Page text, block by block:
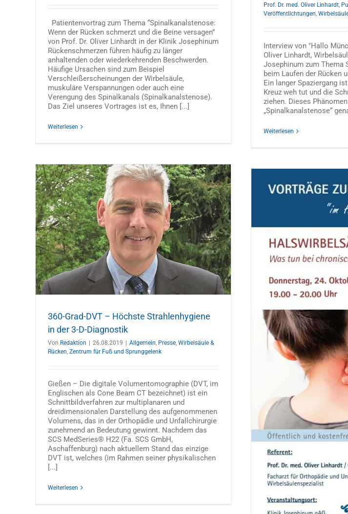
Patientenvortrag zum Thema “Spinalkanalstenose:
Wenn der Rücken schmerzt und die Beine versagen”
von Prof. Dr. Oliver Linhardt in der Klinik Josephinum
Rückenschmerzen führen häufig zu länger
anhaltenden oder wiederkehrenden Beschwerden.
Häufige Ursachen sind zum Beispiel
Verschleißerscheinungen der Wirbelsäule,
muskuläre Verspannungen oder auch eine
Verengung des Spinalkanals (Spinalkanalstenose).
Das Ziel unseres Vortrages ist es, Ihnen [...]
Weiterlesen
Prof. Dr. med. Oliver Linhardt,
Veröffentlichtungen,
Interview von "Hallo
Oliver Linhardt,
Josephinum zum Thema
beim Laufen der Rücken
Ein langer Spaziergang
Kreuz weh tut und die
ziehen. Dieses
„Spinalkanalstenose“
Weiterlesen
360-Grad-DVT – Höchste Strahlenhygiene
in der 3-D-Diagnostik
Von Redaktion 26.08.2019 Allgemein, Presse, Wirbelsäule &
Rücken, Zentrum für Fuß und Sprunggelenk
Gießen – Die digitale Volumentomographie (DVT, im
Englischen als Cone Beam CT bezeichnet) ist ein
Schnittbildverfahren zur multiplanaren und
dreidimensionalen Darstellung des aufgenommenen
Volumens, das in der Orthopädie und Unfallchirurgie
zunehmend an Bedeutung gewinnt. Nachdem das
SCS MedSeries® H22 (Fa. SCS GmbH,
Aschaffenburg) nach aktuellem Stand das einzige
DVT ist, welches (im Rahmen seiner physikalischen
[...]
Weiterlesen
Allgemein Veranstaltungen Vorträge Wirbelsäule & Rücken